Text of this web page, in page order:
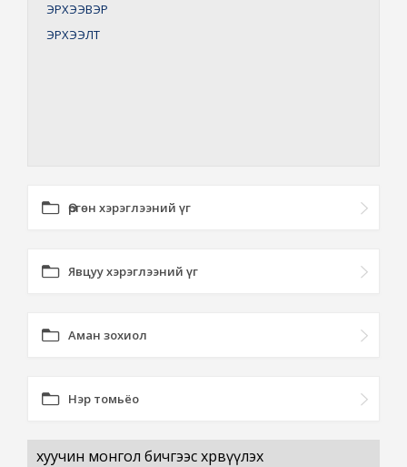
ЭРХЭЭВЭР
ЭРХЭЭЛТ
Өргөн хэрэглээний үг
Явцуу хэрэглээний үг
Аман зохиол
Нэр томьёо
хуучин монгол бичгээс хөрвүүлэх